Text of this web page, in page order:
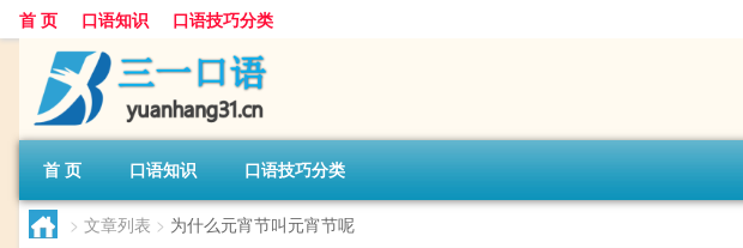
首 页 口语知识 口语技巧分类
首 页 口语知识 口语技巧分类
> 文章列表 > 为什么元宵节叫元宵节呢